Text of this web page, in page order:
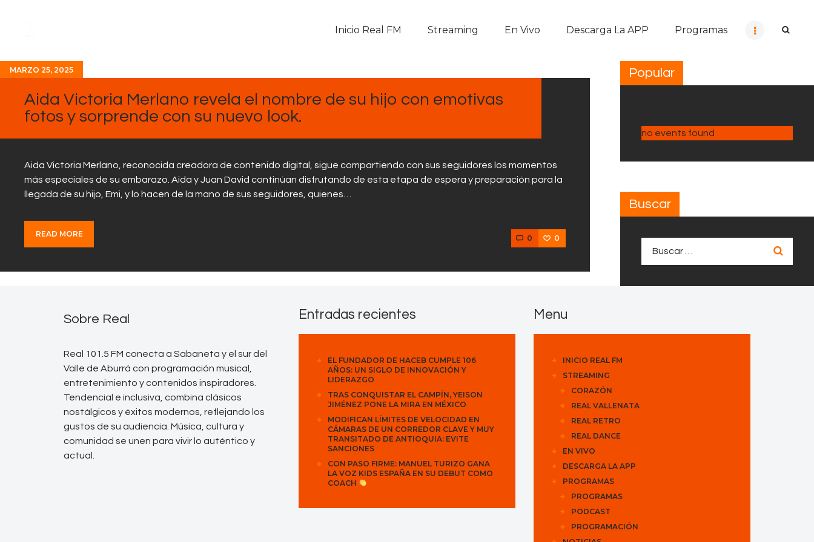
Inicio Real FM Streaming En Vivo Descarga La APP Programas
En Vivo
Descarga La APP
Noticias
Contactos
MARZO 25, 2025
Aida Victoria Merlano revela el nombre de su hijo con emotivas
fotos y sorprende con su nuevo look.
Aida Victoria Merlano, reconocida creadora de contenido digital, sigue compartiendo con sus seguidores los momentos
más especiales de su embarazo. Aida y Juan David continúan disfrutando de esta etapa de espera y preparación para la
llegada de su hijo, Emi, y lo hacen de la mano de sus seguidores, quienes…
READ MORE 0 0
Popular
no events found
Buscar
Sobre Real
Real 101.5 FM conecta a Sabaneta y el sur del
Valle de Aburrá con programación musical,
entretenimiento y contenidos inspiradores.
Tendencial e inclusiva, combina clásicos
nostálgicos y éxitos modernos, reflejando los
gustos de su audiencia. Música, cultura y
comunidad se unen para vivir lo auténtico y
actual.
Entradas recientes
EL FUNDADOR DE HACEB CUMPLE 106
AÑOS: UN SIGLO DE INNOVACIÓN Y
LIDERAZGO
TRAS CONQUISTAR EL CAMPÍN, YEISON
JIMÉNEZ PONE LA MIRA EN MÉXICO
MODIFICAN LÍMITES DE VELOCIDAD EN
CÁMARAS DE UN CORREDOR CLAVE Y MUY
TRANSITADO DE ANTIOQUIA: EVITE
SANCIONES
CON PASO FIRME: MANUEL TURIZO GANA
LA VOZ KIDS ESPAÑA EN SU DEBUT COMO
COACH
Menu
INICIO REAL FM
STREAMING
CORAZÓN
REAL VALLENATA
REAL RETRO
REAL DANCE
EN VIVO
DESCARGA LA APP
PROGRAMAS
PROGRAMAS
PODCAST
PROGRAMACIÓN